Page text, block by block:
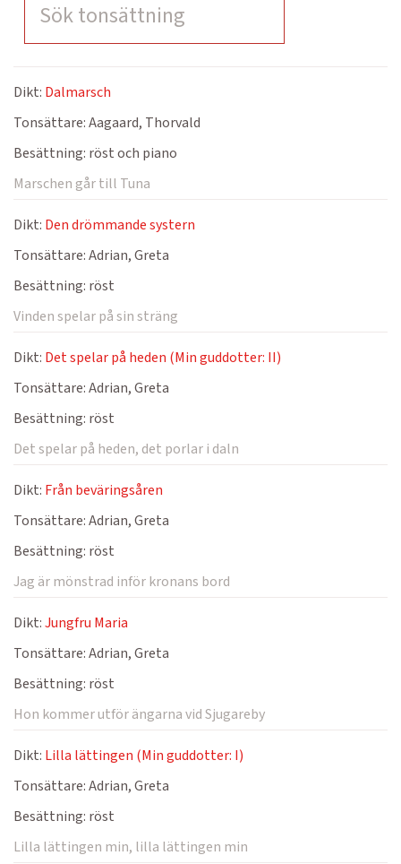
Dikt: Dalmarsch
Tonsättare:Aagaard, Thorvald
Besättning: röst och piano
Marschen går till Tuna
Dikt: Den drömmande systern
Tonsättare:Adrian, Greta
Besättning: röst
Vinden spelar på sin sträng
Dikt: Det spelar på heden (Min guddotter: II)
Tonsättare:Adrian, Greta
Besättning: röst
Det spelar på heden, det porlar i daln
Dikt: Från beväringsåren
Tonsättare:Adrian, Greta
Besättning: röst
Jag är mönstrad inför kronans bord
Dikt:Jungfru Maria
Tonsättare:Adrian, Greta
Besättning: röst
Hon kommer utför ängarna vid Sjugareby
Dikt: Lilla lättingen (Min guddotter: I)
Tonsättare:Adrian, Greta
Besättning: röst
Lilla lättingen min, lilla lättingen min